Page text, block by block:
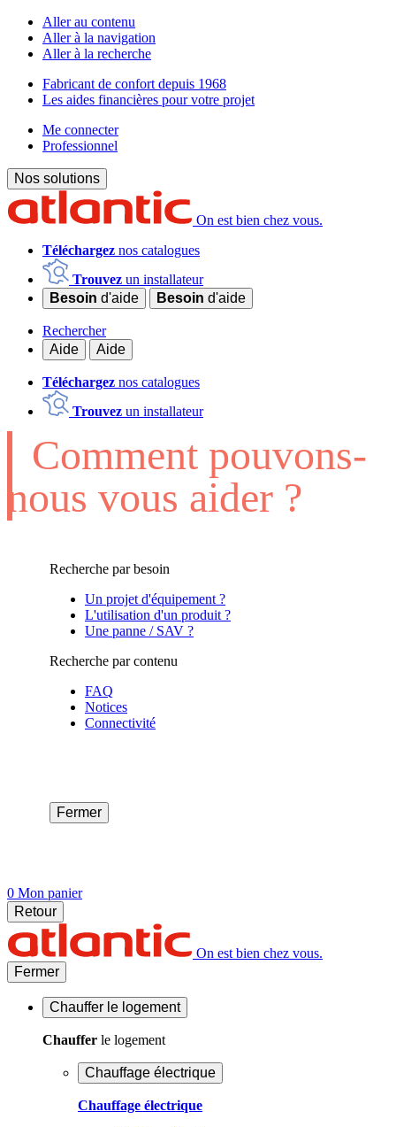
Aller au contenu
Aller à la navigation
Aller à la recherche
Fabricant de confort depuis 1968
Les aides financières pour votre projet
Me connecter
Professionnel
Nos solutions
On est bien chez vous.
Téléchargez nos catalogues
Trouvez un installateur
Besoin d'aide Besoin d'aide
Rechercher
Aide
Aide
Téléchargez nos catalogues
Trouvez un installateur
Comment pouvons-
nous vous aider ?
Recherche par besoin
Un projet d'équipement ?
L'utilisation d'un produit ?
Une panne / SAV ?
Recherche par contenu
FAQ
Notices
Connectivité
Fermer
0 Mon panier
Retour
On est bien chez vous.
Fermer
Chauffer le logement
Chauffer le logement
Chauffage électrique
Chauffage électrique